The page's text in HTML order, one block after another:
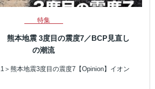
特集
熊本地震 3度目の震度7／BCP見直し
の潮流
＞熊本地震3度目の震度7【Opinion】イオン